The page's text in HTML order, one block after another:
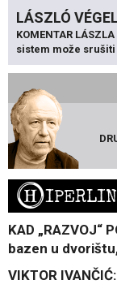
LÁSZLÓ VÉGEL
KOMENTAR
sistem može
H
KAD „RAZVOJ“
bazen u
VIKTOR